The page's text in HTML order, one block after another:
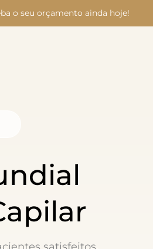
o seu orçamento ainda hoje!